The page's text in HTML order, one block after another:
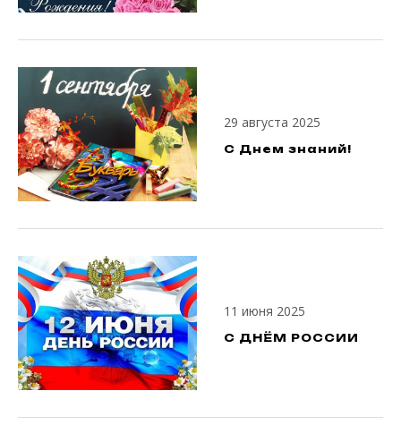
29 августа 2025
С Днем знаний!
11 июня 2025
С ДНЁМ РОССИИ